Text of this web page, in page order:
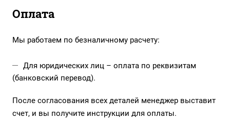
Оплата
Мы работаем по безналичному расчету:
Для юридических лиц – оплата по реквизитам
(банковский перевод).
После согласования всех деталей менеджер выставит
счет, и вы получите инструкции для оплаты.